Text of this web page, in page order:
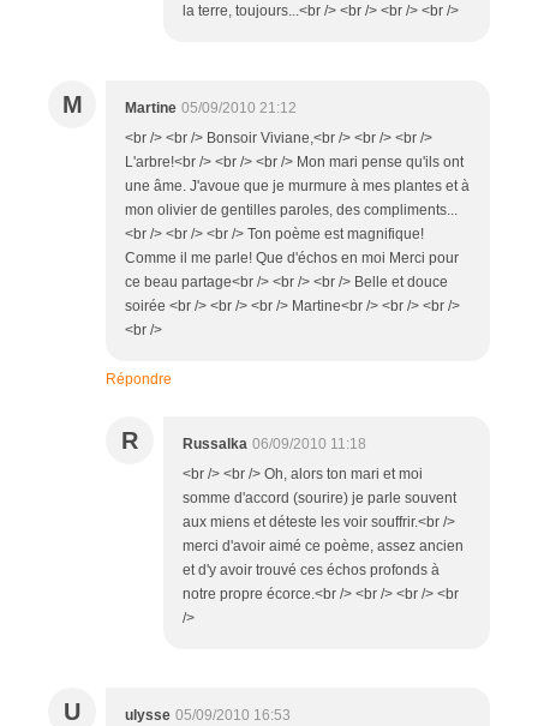
la terre, toujours...<br /> <br /> <br /> <br />
M Martine 05/09/2010 21:12
<br /> <br /> Bonsoir Viviane,<br /> <br /> <br />
L'arbre!<br /> <br /> <br /> Mon mari pense qu'ils ont
une âme. J'avoue que je murmure à mes plantes et à
mon olivier de gentilles paroles, des compliments...
<br /> <br /> <br /> Ton poème est magnifique!
Comme il me parle! Que d'échos en moi Merci pour
ce beau partage<br /> <br /> <br /> Belle et douce
soirée <br /> <br /> <br /> Martine<br /> <br /> <br />
<br />
Répondre
R Russalka 06/09/2010 11:18
<br /> <br /> Oh, alors ton mari et moi
somme d'accord (sourire) je parle souvent
aux miens et déteste les voir souffrir.<br />
merci d'avoir aimé ce poème, assez ancien
et d'y avoir trouvé ces échos profonds à
notre propre écorce.<br /> <br /> <br /> <br
/>
U ulysse 05/09/2010 16:53